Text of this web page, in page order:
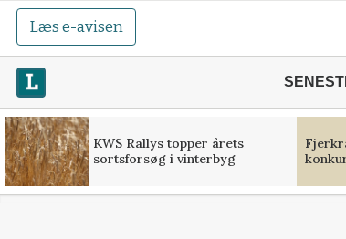
Læs e-avisen
KWS Rallys topper årets
sortsforsøg i vinterbyg